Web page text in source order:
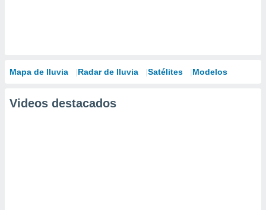
Mapa de lluvia Radar de lluvia Satélites Modelos
Videos destacados